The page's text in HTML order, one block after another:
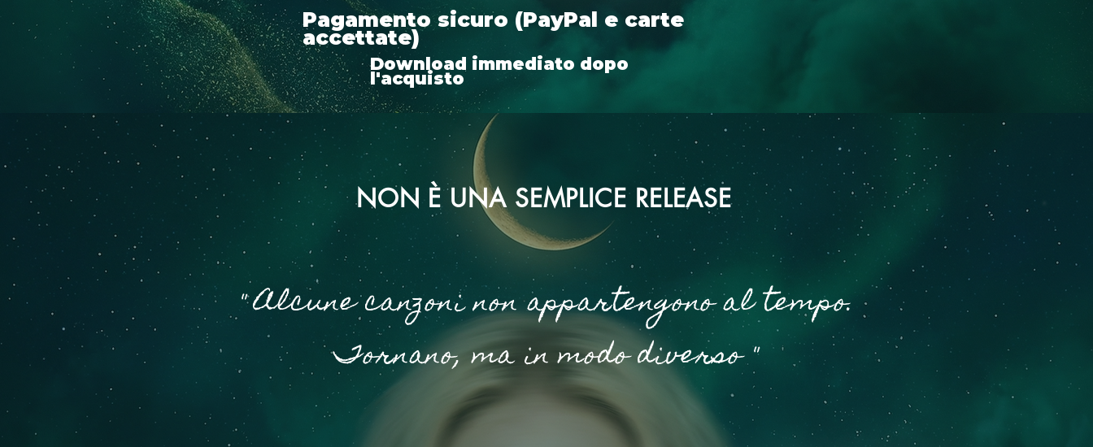
Pagamento sicuro (PayPal e carte
accettate)
Download immediato dopo
l'acquisto
NON È UNA SEMPLICE RELEASE
" Alcune canzoni non appartengono al tempo.
Tornano, ma in modo diverso "